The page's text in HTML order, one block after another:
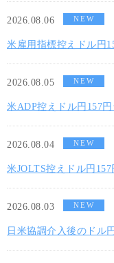
2026.08.06 NEW
米雇用指標控えドル円
2026.08.05 NEW
米ADP控えドル円157
2026.08.04 NEW
米JOLTS控えドル円
2026.08.03 NEW
日米協調介入後のドル